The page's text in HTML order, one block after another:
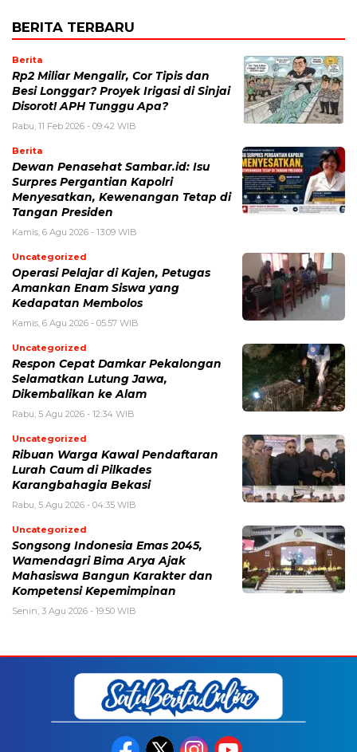
BERITA TERBARU
Berita
Rp2 Miliar Mengalir, Cor Tipis dan
Besi Longgar? Proyek Irigasi di Sinjai
Disorot! APH Tunggu Apa?
Rabu, 11 Feb 2026 - 09:42 WIB
Berita
Dewan Penasehat Sambar.id: Isu
Surpres Pergantian Kapolri
Menyesatkan, Kewenangan Tetap di
Tangan Presiden
Kamis, 6 Agu 2026 - 13:09 WIB
Uncategorized
Operasi Pelajar di Kajen, Petugas
Amankan Enam Siswa yang
Kedapatan Membolos
Kamis, 6 Agu 2026 - 05:57 WIB
Uncategorized
Respon Cepat Damkar Pekalongan
Selamatkan Lutung Jawa,
Dikembalikan ke Alam
Rabu, 5 Agu 2026 - 12:34 WIB
Uncategorized
Ribuan Warga Kawal Pendaftaran
Lurah Caum di Pilkades
Karangbahagia Bekasi
Rabu, 5 Agu 2026 - 04:35 WIB
Uncategorized
Songsong Indonesia Emas 2045,
Wamendagri Bima Arya Ajak
Mahasiswa Bangun Karakter dan
Kompetensi Kepemimpinan
Senin, 3 Agu 2026 - 19:50 WIB